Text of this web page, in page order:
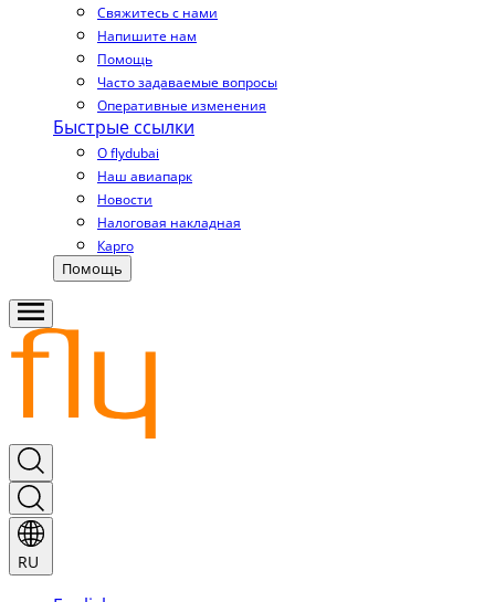
Свяжитесь с нами
Напишите нам
Помощь
Часто задаваемые вопросы
Оперативные изменения
Быстрые ссылки
О flydubai
Наш авиапарк
Новости
Налоговая накладная
Карго
Помощь
RU